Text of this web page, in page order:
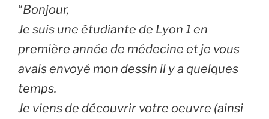
“Bonjour,
Je suis une étudiante de Lyon 1 en
première année de médecine et je vous
avais envoyé mon dessin il y a quelques
temps.
Je viens de découvrir votre oeuvre (ainsi